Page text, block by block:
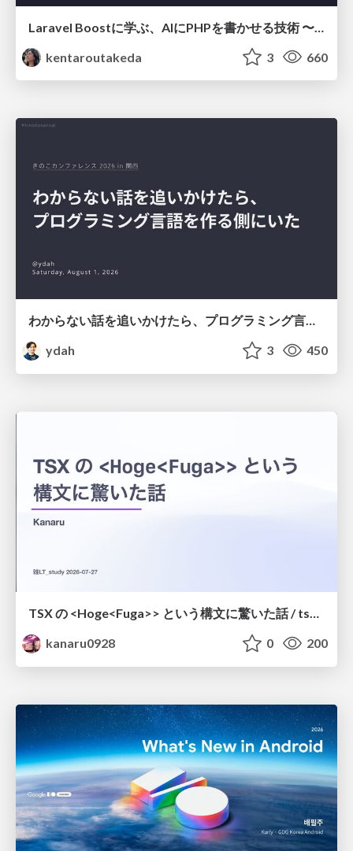
kentaroutakeda
3 660
わからない話を追いかけたら、プログラミング言語を作る側にいた
ydah
3 450
TSX の <Hoge<Fuga>> という構文に驚いた話 / tsx-type-argument-syntax
kanaru0928
0 200